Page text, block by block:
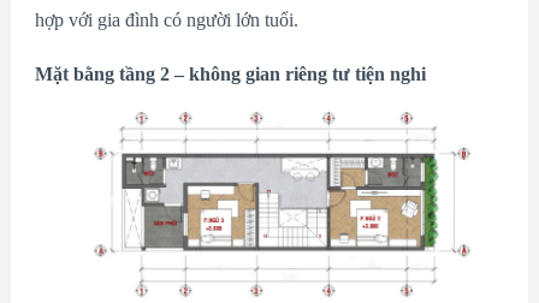
hợp với gia đình có người lớn tuổi.
Mặt bằng tầng 2 – không gian riêng tư tiện nghi